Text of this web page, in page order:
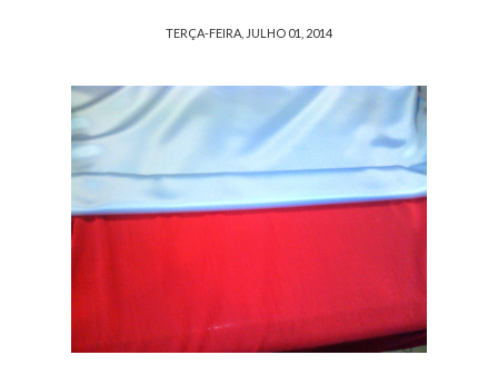
TERÇA-FEIRA, JULHO 01, 2014